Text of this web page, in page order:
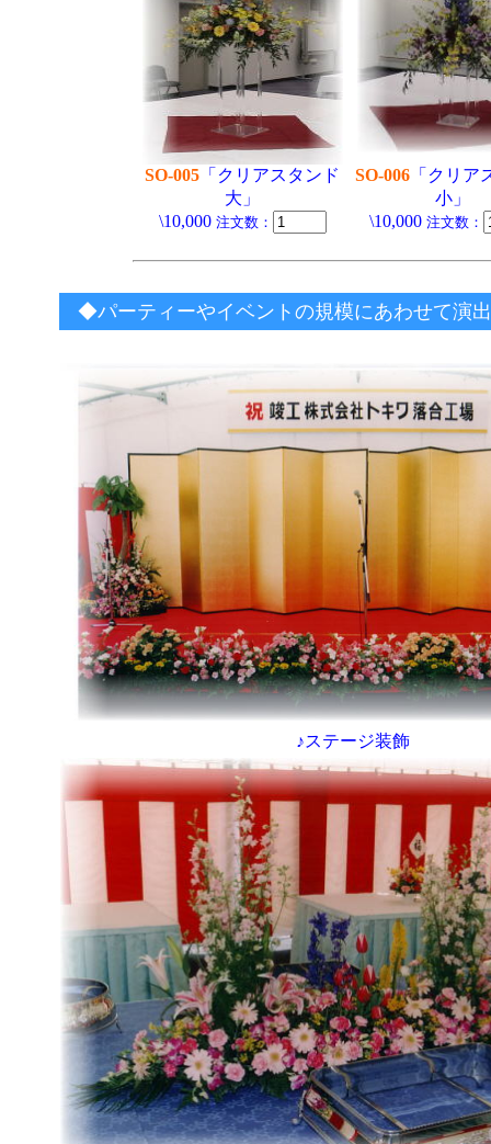
SO-005 「クリアスタンド
大」
\10,000 注文数：
SO-006 「クリア
小」
\10,000 注文数：
◆パーティーやイベントの規模にあわせて演
♪ステージ装飾